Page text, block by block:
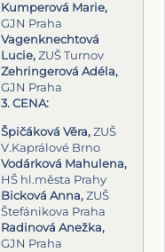
Kumperová Marie,
GJN Praha
Vagenknechtová
Lucie, ZUŠ Turnov
Zehringerová Adéla,
GJN Praha
3. CENA:
Špičáková Věra, ZUŠ
V.Kaprálové Brno
Vodárková Mahulena,
HŠ hl.města Prahy
Bicková Anna, ZUŠ
Štefánikova Praha
Radinová Anežka,
GJN Praha